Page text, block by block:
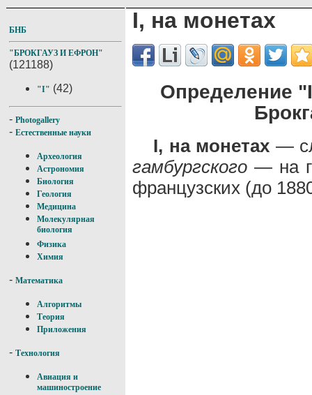
БНБ
"БРОКГАУЗ И ЕФРОН"
(121188)
"I" (42)
- Photogallery
- Естественные науки
Археология
Астрономия
Биология
Геология
Медицина
Молекулярная
биология
Физика
Химия
- Математика
Алгоритмы
Теория
Приложения
- Технология
Авиация и
машиностроение
I, на монетах
Определение
I, на монетах —
гамбургского — на
французских (до